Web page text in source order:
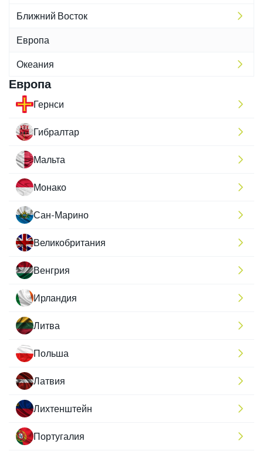
Ближний Восток
Европа
Океания
Европа
Гернси
Гибралтар
Мальта
Монако
Сан-Марино
Великобритания
Венгрия
Ирландия
Литва
Польша
Латвия
Лихтенштейн
Португалия